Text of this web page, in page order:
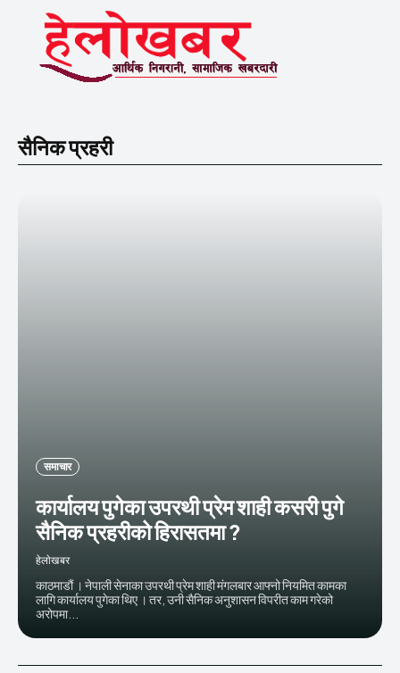
सैनिक प्रहरी
समाचार
कार्यालय पुगेका उपरथी प्रेम शाही कसरी पुगे
सैनिक प्रहरीको हिरासतमा ?
हेलाेखबर
काठमाडौं । नेपाली सेनाका उपरथी प्रेम शाही मंगलबार आफ्नो नियमित कामका
लागि कार्यालय पुगेका थिए । तर, उनी सैनिक अनुशासन विपरीत काम गरेको
अरोपमा...